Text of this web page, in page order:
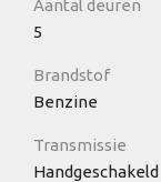
Aantal deuren
5
Brandstof
Benzine
Transmissie
Handgeschakeld